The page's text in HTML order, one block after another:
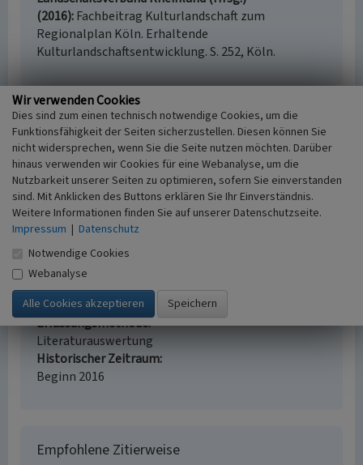
(2016) Fachbeitrag Kulturlandschaft zum
Regionalplan Köln. Erhaltende
Kulturlandschaftsentwicklung. S. 252, Köln.
Kreuzkirche in Wiedenest
(Kulturlandschaftsbereich Regionalplan Köln
414)
Schlagwörter
Kulturlandschaftsbereich Pfeilerbasilika Kirchhof
Pfarrhaus Küsterhaus Quelle (Gewässer)
Fachsicht(en)
Kulturlandschaftspflege, Denkmalpflege,
Landeskunde, Raumplanung
Erfassungsmaßstab
i.d.R. 1:25.000 (kleiner als 1:20.000)
Erfassungsmethode
Literaturauswertung
Historischer Zeitraum
Beginn 2016
Empfohlene Zitierweise
Wir verwenden Cookies
Dies sind zum einen technisch notwendige Cookies, um die
Funktionsfähigkeit der Seiten sicherzustellen. Diesen können Sie
nicht widersprechen, wenn Sie die Seite nutzen möchten. Darüber
hinaus verwenden wir Cookies für eine Webanalyse, um die
Nutzbarkeit unserer Seiten zu optimieren, sofern Sie einverstanden
sind. Mit Anklicken des Buttons erklären Sie Ihr Einverständnis.
Weitere Informationen finden Sie auf unserer Datenschutzseite.
Impressum | Datenschutz
Notwendige Cookies
Webanalyse